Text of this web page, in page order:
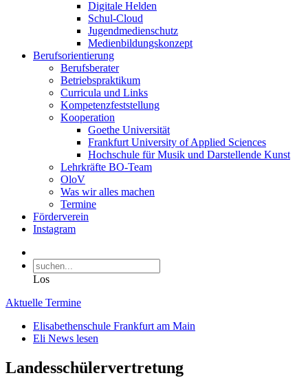
Digitale Helden
Schul-Cloud
Jugendmedienschutz
Medienbildungskonzept
Berufsorientierung
Berufsberater
Betriebspraktikum
Curricula und Links
Kompetenzfeststellung
Kooperation
Goethe Universität
Frankfurt University of Applied Sciences
Hochschule für Musik und Darstellende Kunst
Lehrkräfte BO-Team
OloV
Was wir alles machen
Termine
Förderverein
Instagram
Los
Aktuelle Termine
Elisabethenschule Frankfurt am Main
Eli News lesen
Landesschülervertretung